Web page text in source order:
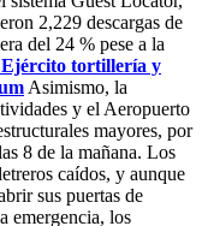
2,229 descargas de
del 24 % pese a la
tortillería y
Asimismo, la
y el Aeropuerto
mayores, por
8 de la mañana. Los
caídos, y aunque
sus puertas de
emergencia, los